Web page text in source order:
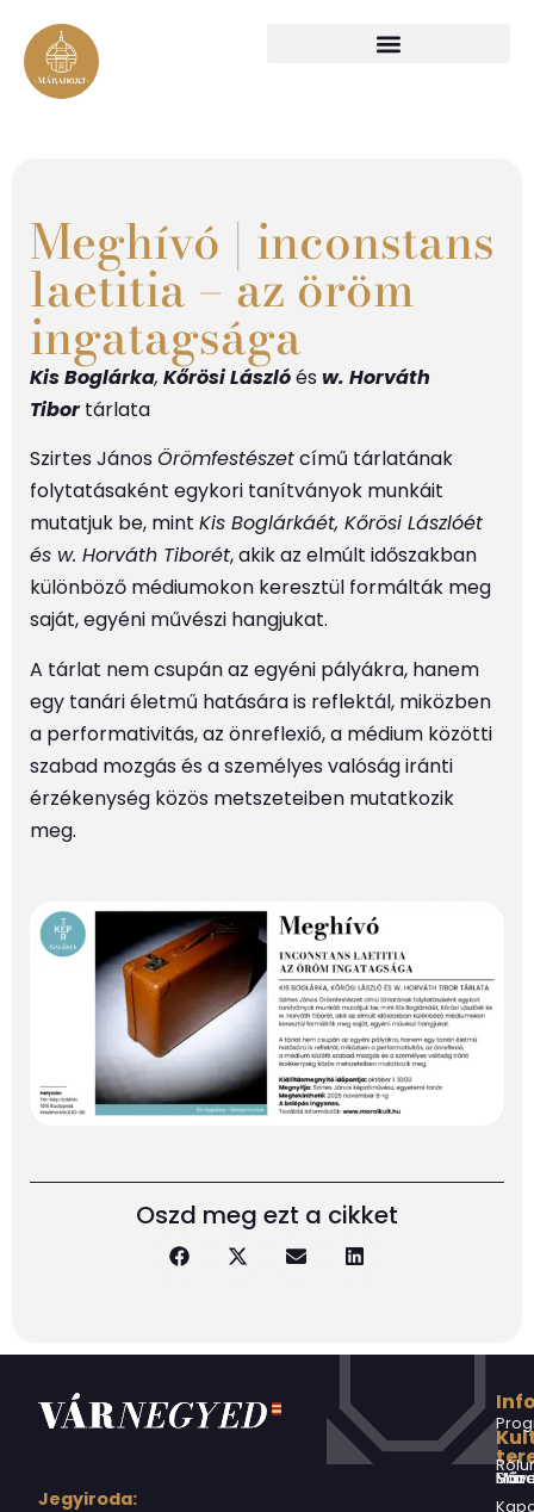
Meghívó | inconstans
laetitia – az öröm
ingatagsága
Kis Boglárka, Kőrösi Lászlóés w. Horváth
Tibortárlata
Szirtes János Örömfestészetcímű tárlatának
folytatásaként egykori tanítványok munkáit
mutatjuk be, mint Kis Boglárkáét, Kőrösi Lászlóét
és w. Horváth Tiborét, akik az elmúlt időszakban
különböző médiumokon keresztül formálták meg
saját, egyéni művészi hangjukat.
A tárlat nem csupán az egyéni pályákra, hanem
egy tanári életmű hatására is reflektál, miközben
a performativitás, az önreflexió, a médium közötti
szabad mozgás és a személyes valóság iránti
érzékenység közös metszeteiben mutatkozik
meg.
Oszd meg ezt a cikket
Jegyiroda:
Márai Sándor Művelődési Ház